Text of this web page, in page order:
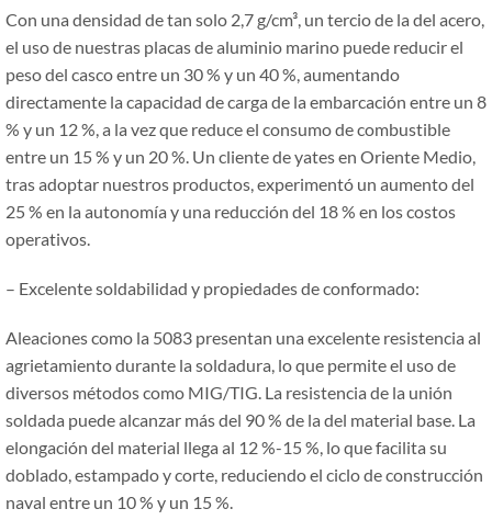
Con una densidad de tan solo 2,7 g/cm³, un tercio de la del acero,
el uso de nuestras placas de aluminio marino puede reducir el
peso del casco entre un 30 % y un 40 %, aumentando
directamente la capacidad de carga de la embarcación entre un 8
% y un 12 %, a la vez que reduce el consumo de combustible
entre un 15 % y un 20 %. Un cliente de yates en Oriente Medio,
tras adoptar nuestros productos, experimentó un aumento del
25 % en la autonomía y una reducción del 18 % en los costos
operativos.
– Excelente soldabilidad y propiedades de conformado:
Aleaciones como la 5083 presentan una excelente resistencia al
agrietamiento durante la soldadura, lo que permite el uso de
diversos métodos como MIG/TIG. La resistencia de la unión
soldada puede alcanzar más del 90 % de la del material base. La
elongación del material llega al 12 %-15 %, lo que facilita su
doblado, estampado y corte, reduciendo el ciclo de construcción
naval entre un 10 % y un 15 %.